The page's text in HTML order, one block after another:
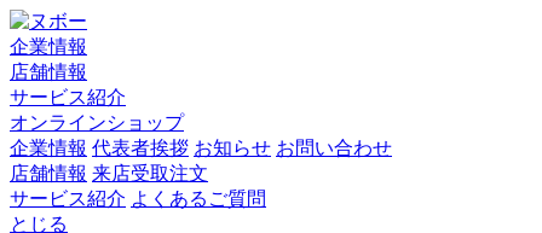
企業情報
店舗情報
サービス紹介
オンラインショップ
企業情報 代表者挨拶 お知らせ お問い合わせ
店舗情報 来店受取注文
サービス紹介 よくあるご質問
とじる